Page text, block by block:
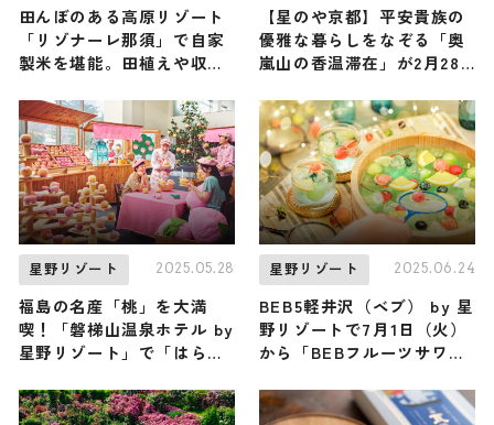
田んぼのある高原リゾート
「リゾナーレ那須」で自家
製米を堪能。田植えや収穫
【星のや京都】平安貴族の
優雅な暮らしをなぞる「奥
嵐山の香温滞在」が2月28
湯・香りから … 平安時代の
京都を感じよう
星野リゾート 2025.05.28
福島の名産「桃」を大満
喫！「磐梯山温泉ホテル by
星野リゾート」で「はらく
星野リゾート 2025.06.24
BEB5軽井沢（ベブ） by 星
野リゾートで7月1日（火）
から「BEBフルーツサワー
派サワーや屋台で特別な夏